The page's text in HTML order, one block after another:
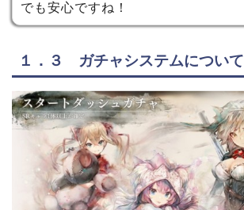
でも安心ですね！
１．３ ガチャシステムについて